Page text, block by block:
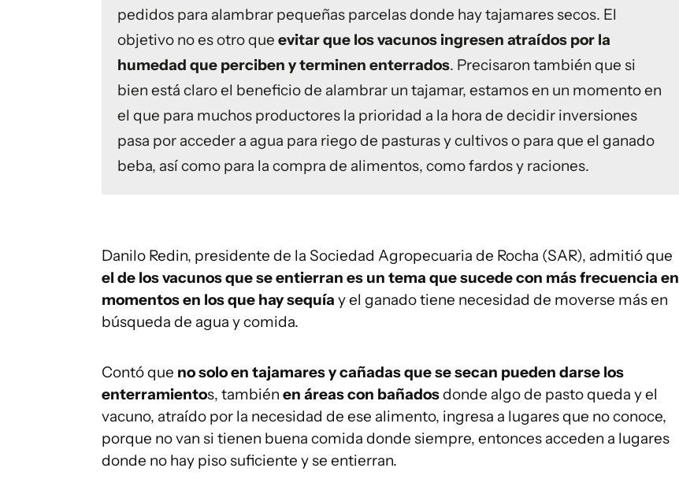
pedidos para alambrar pequeñas parcelas donde hay tajamares secos. El
objetivo no es otro que evitar que los vacunos ingresen atraídos por la
humedad que perciben y terminen enterrados. Precisaron también que si
bien está claro el beneficio de alambrar un tajamar, estamos en un momento en
el que para muchos productores la prioridad a la hora de decidir inversiones
pasa por acceder a agua para riego de pasturas y cultivos o para que el ganado
beba, así como para la compra de alimentos, como fardos y raciones.
Danilo Redin, presidente de la Sociedad Agropecuaria de Rocha (SAR), admitió que
el de los vacunos que se entierran es un tema que sucede con más frecuencia en
momentos en los que hay sequía y el ganado tiene necesidad de moverse más en
búsqueda de agua y comida.
Contó que no solo en tajamares y cañadas que se secan pueden darse los
enterramientos, también en áreas con bañadosdonde algo de pasto queda y el
vacuno, atraído por la necesidad de ese alimento, ingresa a lugares que no conoce,
porque no van si tienen buena comida donde siempre, entonces acceden a lugares
donde no hay piso suficiente y se entierran.